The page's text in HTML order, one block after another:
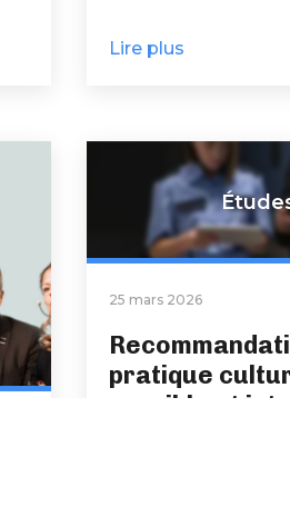
Lire plus
25 mars 2026
pratique
sensible et